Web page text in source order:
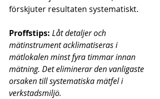
förskjuter resultaten systematiskt.
Proffstips: Låt detaljer och
mätinstrument acklimatiseras i
mätlokalen minst fyra timmar innan
mätning. Det eliminerar den vanligaste
orsaken till systematiska mätfel i
verkstadsmiljö.